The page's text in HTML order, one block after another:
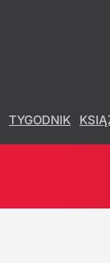
TYGODNIK